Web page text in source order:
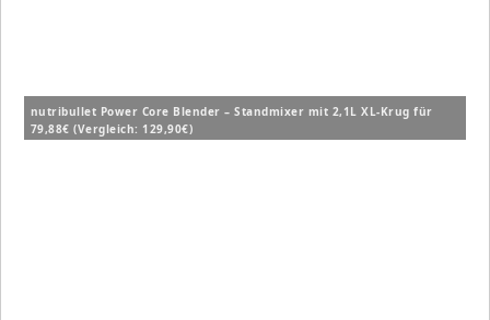
nutribullet Power Core Blender – Standmixer mit 2,1L XL-Krug für
79,88€ (Vergleich: 129,90€)